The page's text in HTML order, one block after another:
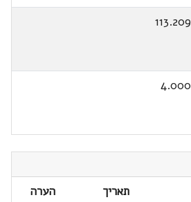
113.209
4.000
תאריך
הערה